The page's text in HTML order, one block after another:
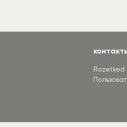
Rozetked